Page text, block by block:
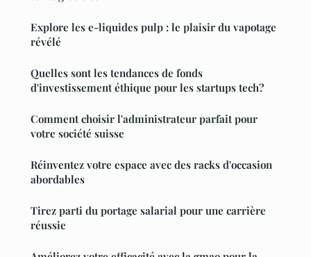
Explore les e-liquides pulp : le plaisir du vapotage
révélé
Quelles sont les tendances de fonds
d'investissement éthique pour les startups tech?
Comment choisir l'administrateur parfait pour
votre société suisse
Réinventez votre espace avec des racks d'occasion
abordables
Tirez parti du portage salarial pour une carrière
réussie